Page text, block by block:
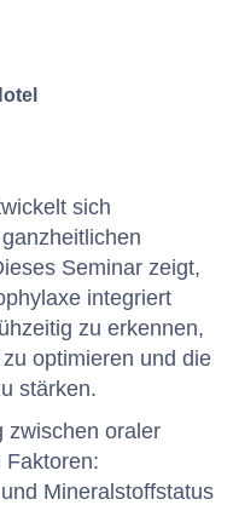
sich
Seminar zeigt,
integriert
zu erkennen,
optimieren und die
stärken.
zwischen oraler
Faktoren:
Mineralstoffstatus